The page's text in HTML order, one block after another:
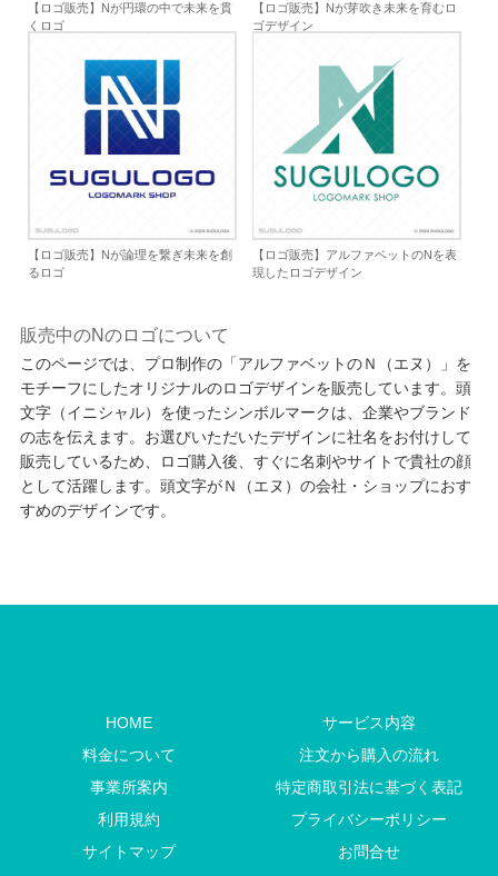
【ロゴ販売】Nが円環の中で未来を貫
くロゴ
【ロゴ販売】Nが芽吹き未来を育むロ
ゴデザイン
【ロゴ販売】Nが論理を繋ぎ未来を創
るロゴ
【ロゴ販売】アルファベットのNを表
現したロゴデザイン
販売中のNのロゴについて
このページでは、プロ制作の「アルファベットのＮ（エヌ）」を
モチーフにしたオリジナルのロゴデザインを販売しています。頭
文字（イニシャル）を使ったシンボルマークは、企業やブランド
の志を伝えます。お選びいただいたデザインに社名をお付けして
販売しているため、ロゴ購入後、すぐに名刺やサイトで貴社の顔
として活躍します。頭文字がＮ（エヌ）の会社・ショップにおす
すめのデザインです。
HOME
サービス内容
料金について
注文から購入の流れ
事業所案内
特定商取引法に基づく表記
利用規約
プライバシーポリシー
サイトマップ
お問合せ